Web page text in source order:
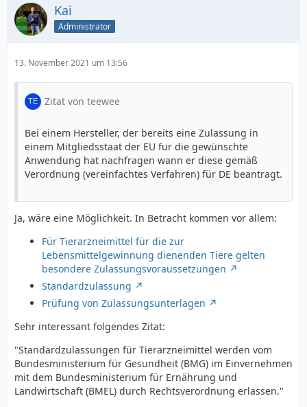
Kai
Administrator
13. November 2021 um 13:56
Zitat von teewee
Bei einem Hersteller, der bereits eine Zulassung in
einem Mitgliedsstaat der EU fur die gewünschte
Anwendung hat nachfragen wann er diese gemäß
Verordnung (vereinfachtes Verfahren) für DE beantragt.
Ja, wäre eine Möglichkeit. In Betracht kommen vor allem:
Für Tierarzneimittel für die zur
Lebensmittelgewinnung dienenden Tiere gelten
besondere Zulassungsvoraussetzungen
Standardzulassung
Prüfung von Zulassungsunterlagen
Sehr interessant folgendes Zitat:
"Standardzulassungen für Tierarzneimittel werden vom
Bundesministerium für Gesundheit (BMG) im Einvernehmen
mit dem Bundesministerium für Ernährung und
Landwirtschaft (BMEL) durch Rechtsverordnung erlassen."